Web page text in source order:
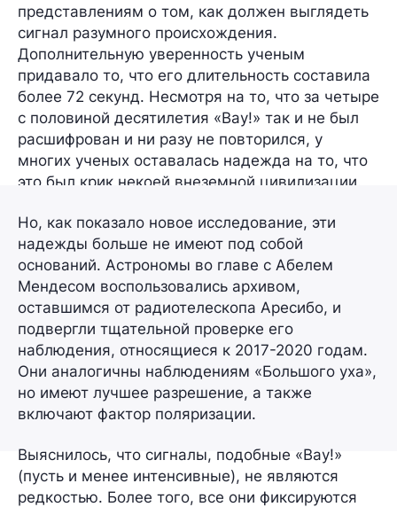
представлениям о том, как должен выглядеть
сигнал разумного происхождения.
Дополнительную уверенность ученым
придавало то, что его длительность составила
более 72 секунд. Несмотря на то, что за четыре
с половиной десятилетия «Вау!» так и не был
расшифрован и ни разу не повторился, у
многих ученых оставалась надежда на то, что
это был крик некоей внеземной цивилизации.
Но, как показало новое исследование, эти
надежды больше не имеют под собой
оснований. Астрономы во главе с Абелем
Мендесом воспользовались архивом,
оставшимся от радиотелескопа Аресибо, и
подвергли тщательной проверке его
наблюдения, относящиеся к 2017-2020 годам.
Они аналогичны наблюдениям «Большого уха»,
но имеют лучшее разрешение, а также
включают фактор поляризации.
Выяснилось, что сигналы, подобные «Вау!»
(пусть и менее интенсивные), не являются
редкостью. Более того, все они фиксируются